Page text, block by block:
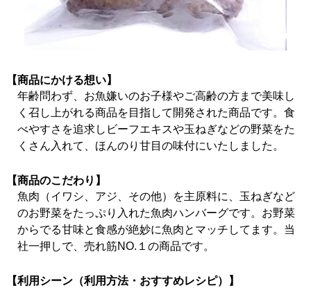
【商品にかける想い】
年齢問わず、お魚嫌いのお子様やご高齢の方まで美味し
く召し上がれる商品を目指して開発された商品です。食
べやすさを追求しビーフエキスや玉ねぎなどの野菜をた
くさん入れて、ほんのり甘目の味付にいたしました。
【商品のこだわり】
魚肉（イワシ、アジ、その他）を主原料に、玉ねぎなど
のお野菜をたっぷり入れた魚肉ハンバーグです。お野菜
からでる甘味と食感が絶妙に魚肉とマッチしてます。当
社一押しで、売れ筋NO.１の商品です。
【利用シーン（利用方法・おすすめレシピ）】